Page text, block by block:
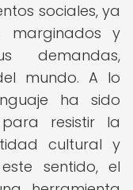
sociales, ya
y
demandas,
mundo. A lo
ha sido
resistir la
cultural y
sentido, el